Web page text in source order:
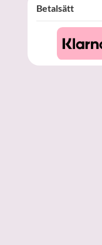
Betalsätt